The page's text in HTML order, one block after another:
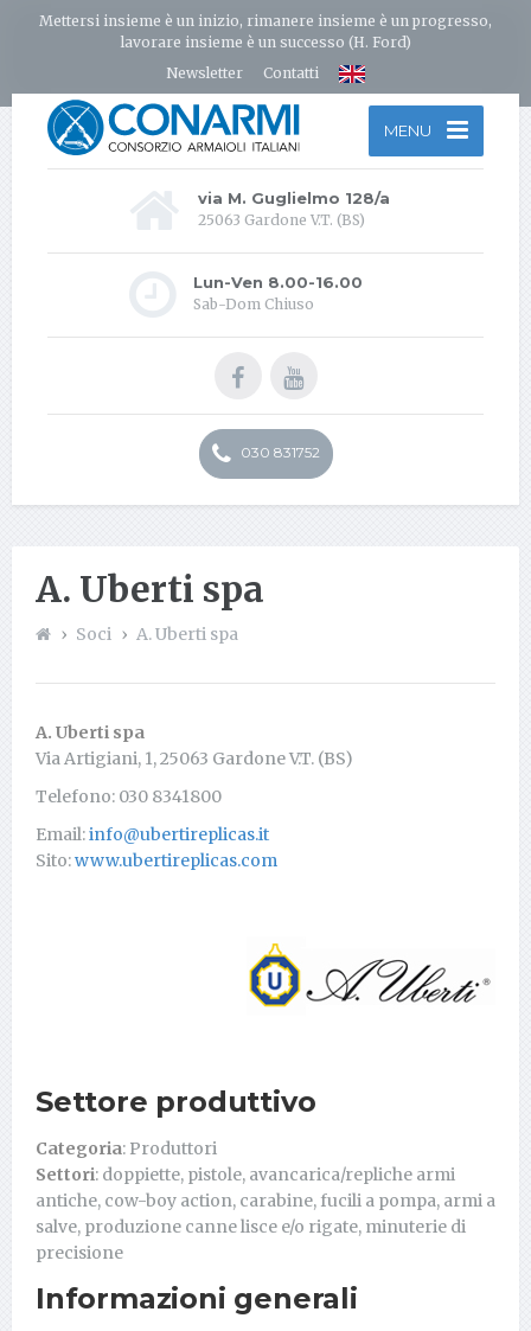
Mettersi insieme è un inizio, rimanere insieme è un progresso,
lavorare insieme è un successo (H. Ford)
Newsletter
Contatti
MENU
via M. Guglielmo 128/a
25063 Gardone V.T. (BS)
Lun-Ven 8.00-16.00
Sab-Dom Chiuso
030 831752
A. Uberti spa
Soci A. Uberti spa
A. Uberti spa
Via Artigiani, 1, 25063 Gardone V.T. (BS)
Telefono: 030 8341800
Email:info@ubertireplicas.it
Sito:www.ubertireplicas.com
Settore produttivo
Categoria: Produttori
Settori: doppiette, pistole, avancarica/repliche armi
antiche, cow-boy action, carabine, fucili a pompa, armi a
salve, produzione canne lisce e/o rigate, minuterie di
precisione
Informazioni generali